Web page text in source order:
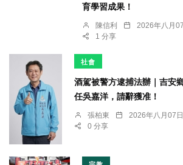
育學習成果！
陳信利 2026年八月
1 分享
社會
酒駕被警方逮捕法辦｜吉安
任吳嘉洋，請辭獲准！
張柏東 2026年八月07日
0 分享